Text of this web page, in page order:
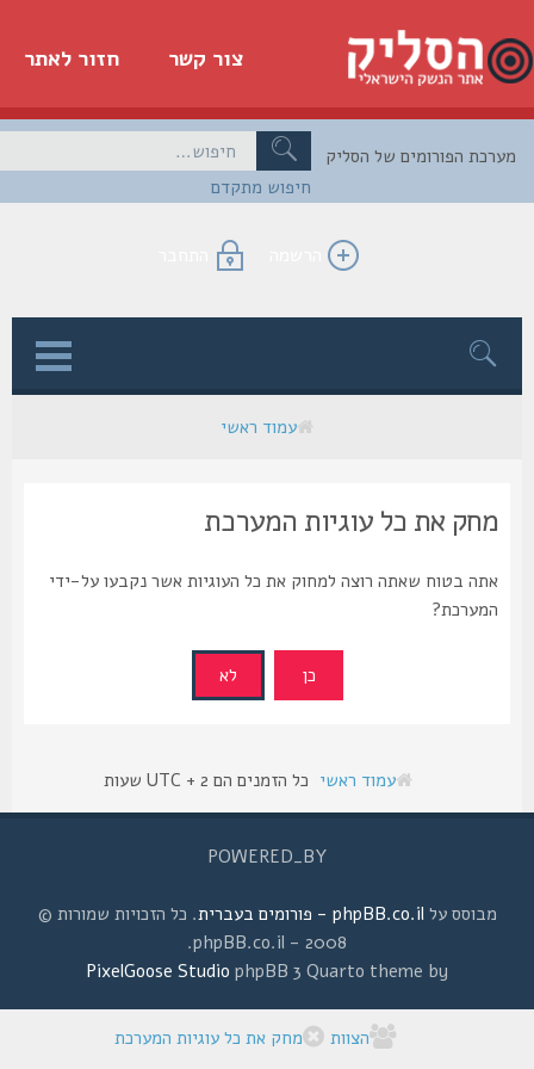
חזור לאתר צור קשר
חיפוש מתקדם
הפורומים של הסליק
הרשמה התחבר
עמוד ראשי
מחק את כל עוגיות המערכת
אתה בטוח שאתה רוצה למחוק את כל העוגיות אשר נקבעו על-ידי
המערכת?
עמוד ראשי כל הזמנים הם UTC + 2 שעות
POWERED_BY
מבוסס עלphpBB.co.il - פורומים בעברית
. כל הזכויות שמורות ©
2008 - phpBB.co.il.
phpBB 3 Quarto theme by
PixelGoose Studio
הצוות מחק את כל עוגיות המערכת